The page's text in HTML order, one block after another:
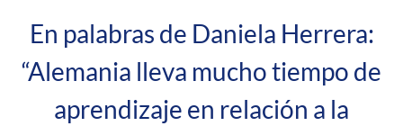
En palabras de Daniela Herrera:
“Alemania lleva mucho tiempo de
aprendizaje en relación a la